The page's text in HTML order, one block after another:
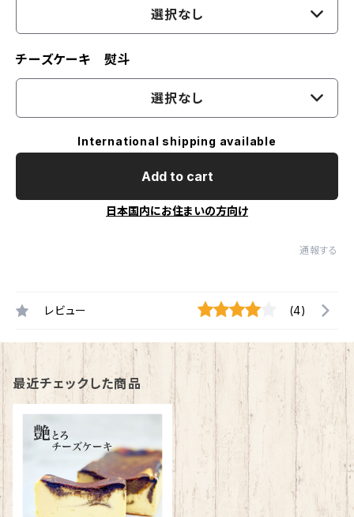
選択なし
チーズケーキ 熨斗
選択なし
International shipping available
Add to cart
日本国内にお住まいの方向け
通報する
レビュー (4)
最近チェックした商品